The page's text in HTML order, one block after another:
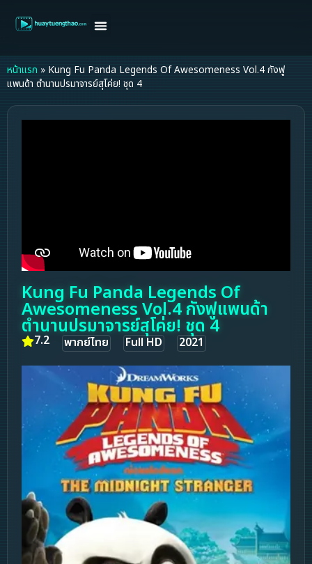
หน้าแรก » Kung Fu Panda Legends Of Awesomeness Vol.4 กังฟู
แพนด้า ตำนานปรมาจารย์สุโค่ย! ชุด 4
Kung Fu Panda Legends Of
Awesomeness Vol.4 กังฟูแพนด้า
ตำนานปรมาจารย์สุโค่ย! ชุด 4
7.2 พากย์ไทย Full HD 2021